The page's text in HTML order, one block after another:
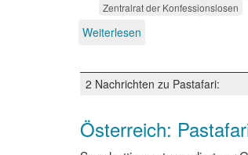
Zentralrat der Konfessionslosen
Weiterlesen
Religion?
2 Nachrichten zu Pastafari:
Österreich: